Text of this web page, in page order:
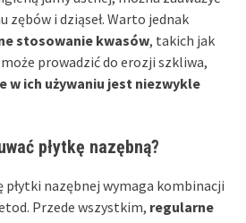
zębów i dziąseł. Warto jednak
stosowanie kwasów, takich jak
prowadzić do erozji szkliwa,
w ich używaniu jest niezwykle
płytkę nazębną?
płytki nazębnej wymaga kombinacji
Przede wszystkim, regularne